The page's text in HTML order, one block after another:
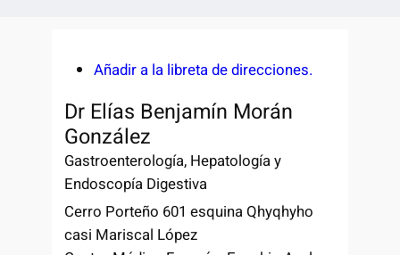
Añadir a la libreta de direcciones.
Dr Elías Benjamín Morán
González
Gastroenterología, Hepatología y
Endoscopía Digestiva
Cerro Porteño 601 esquina Qhyqhyho
casi Mariscal López